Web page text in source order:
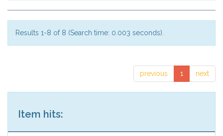
Results 1-8 of 8 (Search time: 0.003 seconds).
previous 1 next
Item hits: